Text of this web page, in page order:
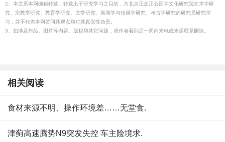
2、本文系本网编辑转载，转载出于研究学习之目的，为北京正念正心国学文化研究院艺术学研
究、宗教学研究、教育学研究、文学研究、新闻学与传播学研究、考古学研究的研究员研究学
习，并不代表本网赞同其观点和对其真实性负责。
3、如涉及作品、图片等内容、版权和其它问题，请作者看到后一周内来电或来函联系删除。
相关阅读
食材来源不明、操作环境差……无堂食.
津蓟高速腾势N9突发失控 车主险境求.